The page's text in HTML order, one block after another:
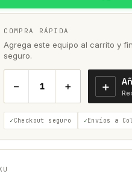
COMPRA RÁPIDA
Agrega este equipo al carrito y
seguro.
− + ＋
Checkout seguro Envíos a